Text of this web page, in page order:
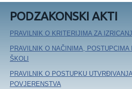
PODZAKONSKI AKTI
PRAVILNIK O KRITERIJIMA ZA
PRAVILNIK O NAČINIMA,
ŠKOLI
PRAVILNIK O POSTUPKU
POVJERENSTVA